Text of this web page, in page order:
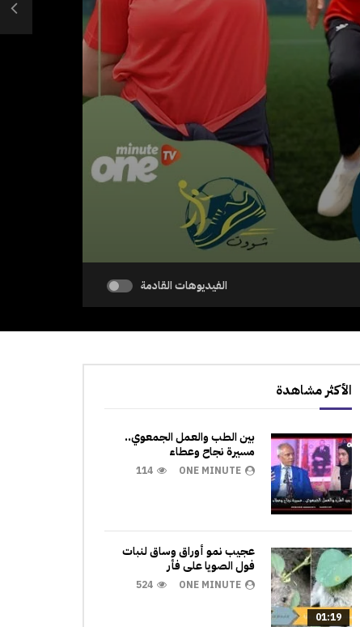
الفيديوهات القادمة
الأكثر مشاهدة
بين الطب والعمل الجمعوي..
مسيرة نجاح وعطاء
ONE MINUTE
114
01:19
عجيب نمو أوراق وساق لنبات
فول الصويا على فأر
ONE MINUTE
524